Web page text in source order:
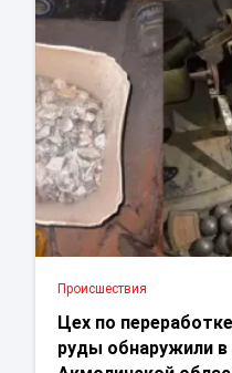
Проиcшествия
Цех по
руды обнаружили